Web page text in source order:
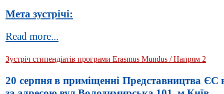
Мета зустрічі:
Read more...
Зустріч стипендіатів програми Erasmus Mundus / Напрям 2
20 серпня в приміщенні Представництва ЄС